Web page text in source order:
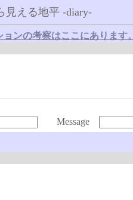
見える地平 -diary-
ンの考察はここにあります。
Message